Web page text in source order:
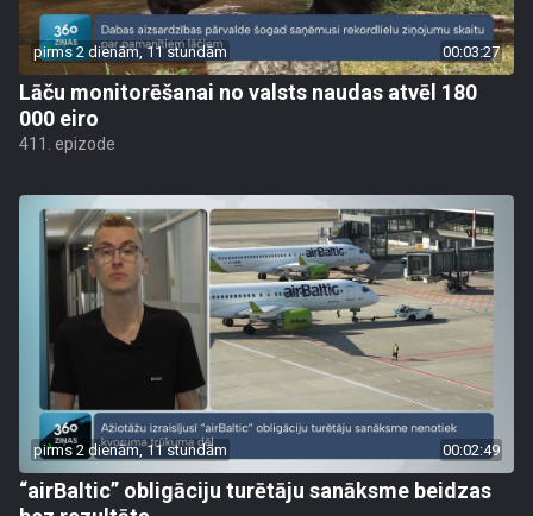
pirms 2 dienām, 11 stundām 00:03:27
Lāču monitorēšanai no valsts naudas atvēl 180
000 eiro
411. epizode
pirms 2 dienām, 11 stundām 00:02:49
“airBaltic” obligāciju turētāju sanāksme beidzas